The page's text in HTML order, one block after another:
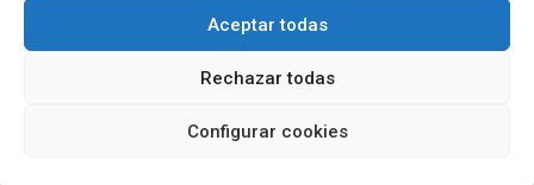
Aceptar todas
Rechazar todas
Configurar cookies
Con el apoyo de